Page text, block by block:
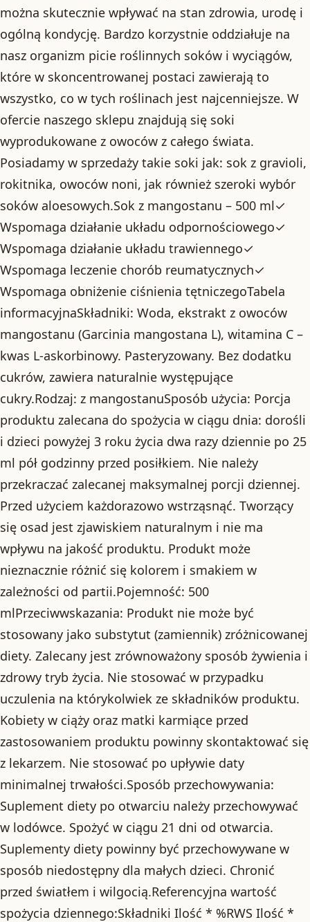
można skutecznie wpływać na stan zdrowia, urodę i
ogólną kondycję. Bardzo korzystnie oddziałuje na
nasz organizm picie roślinnych soków i wyciągów,
które w skoncentrowanej postaci zawierają to
wszystko, co w tych roślinach jest najcenniejsze. W
ofercie naszego sklepu znajdują się soki
wyprodukowane z owoców z całego świata.
Posiadamy w sprzedaży takie soki jak: sok z gravioli,
rokitnika, owoców noni, jak również szeroki wybór
soków aloesowych.Sok z mangostanu – 500 ml✓
Wspomaga działanie układu odpornościowego✓
Wspomaga działanie układu trawiennego✓
Wspomaga leczenie chorób reumatycznych✓
Wspomaga obniżenie ciśnienia tętniczegoTabela
informacyjnaSkładniki: Woda, ekstrakt z owoców
mangostanu (Garcinia mangostana L), witamina C –
kwas L-askorbinowy. Pasteryzowany. Bez dodatku
cukrów, zawiera naturalnie występujące
cukry.Rodzaj: z mangostanuSposób użycia: Porcja
produktu zalecana do spożycia w ciągu dnia: dorośli
i dzieci powyżej 3 roku życia dwa razy dziennie po 25
ml pół godzinny przed posiłkiem. Nie należy
przekraczać zalecanej maksymalnej porcji dziennej.
Przed użyciem każdorazowo wstrząsnąć. Tworzący
się osad jest zjawiskiem naturalnym i nie ma
wpływu na jakość produktu. Produkt może
nieznacznie różnić się kolorem i smakiem w
zależności od partii.Pojemność: 500
mlPrzeciwwskazania: Produkt nie może być
stosowany jako substytut (zamiennik) zróżnicowanej
diety. Zalecany jest zrównoważony sposób żywienia i
zdrowy tryb życia. Nie stosować w przypadku
uczulenia na którykolwiek ze składników produktu.
Kobiety w ciąży oraz matki karmiące przed
zastosowaniem produktu powinny skontaktować się
z lekarzem. Nie stosować po upływie daty
minimalnej trwałości.Sposób przechowywania:
Suplement diety po otwarciu należy przechowywać
w lodówce. Spożyć w ciągu 21 dni od otwarcia.
Suplementy diety powinny być przechowywane w
sposób niedostępny dla małych dzieci. Chronić
przed światłem i wilgocią.Referencyjna wartość
spożycia dziennego:Składniki Ilość * %RWS Ilość *